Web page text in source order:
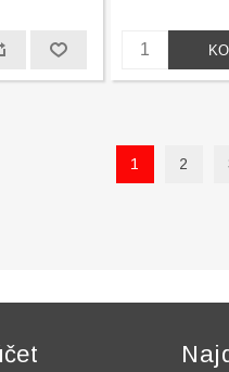
1 2